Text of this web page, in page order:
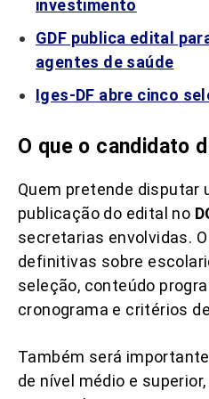
investimento
GDF publica edital
agentes de saúde
Iges-DF abre cinco
O que o candidato
Quem pretende disputar
publicação do edital no
secretarias envolvidas.
definitivas sobre
seleção, conteúdo
cronograma e critérios
Também será
de nível médio e